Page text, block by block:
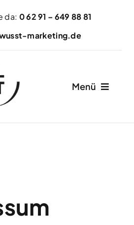
da: 0 62 91 – 649 88 81
marketing.de
Menü